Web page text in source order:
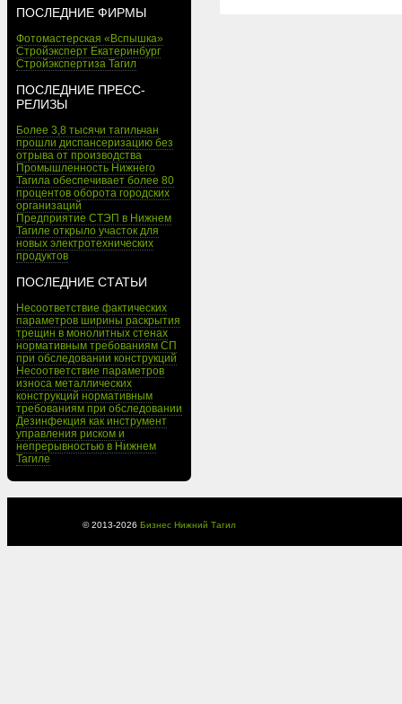
ПОСЛЕДНИЕ ФИРМЫ
Фотомастерская «Вспышка»
Стройэксперт Екатеринбург
Стройэкспертиза Тагил
ПОСЛЕДНИЕ ПРЕСС-
РЕЛИЗЫ
Более 3,8 тысячи тагильчан
прошли диспансеризацию без
отрыва от производства
Промышленность Нижнего
Тагила обеспечивает более 80
процентов оборота городских
организаций
Предприятие СТЭП в Нижнем
Тагиле открыло участок для
новых электротехнических
продуктов
ПОСЛЕДНИЕ СТАТЬИ
Несоответствие фактических
параметров ширины раскрытия
трещин в монолитных стенах
нормативным требованиям СП
при обследовании конструкций
Несоответствие параметров
износа металлических
конструкций нормативным
требованиям при обследовании
Дезинфекция как инструмент
управления риском и
непрерывностью в Нижнем
Тагиле
© 2013-2026 Бизнес Нижний Тагил